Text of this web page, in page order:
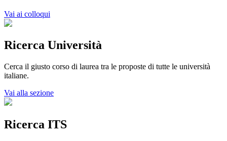
Vai ai colloqui
Ricerca Università
Cerca il giusto corso di laurea tra le proposte di tutte le università
italiane.
Vai alla sezione
Ricerca ITS